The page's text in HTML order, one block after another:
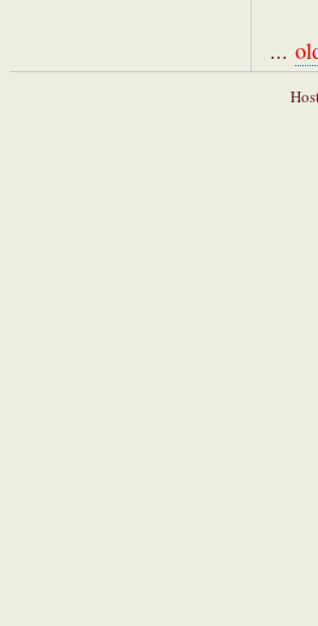
...